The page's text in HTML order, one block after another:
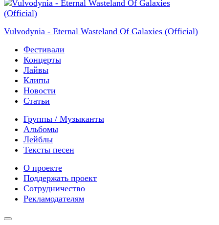
Vulvodynia - Eternal Wasteland Of Galaxies (Official)
Фестивали
Концерты
Лайвы
Клипы
Новости
Статьи
Группы / Музыканты
Альбомы
Лейблы
Тексты песен
О проекте
Поддержать проект
Сотрудничество
Рекламодателям